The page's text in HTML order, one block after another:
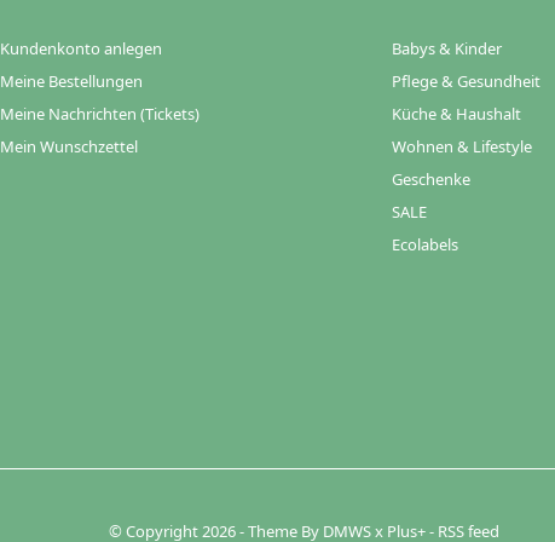
Kundenkonto anlegen
Meine Bestellungen
Meine Nachrichten (Tickets)
Mein Wunschzettel
Babys & Kinder
Pflege & Gesundheit
Küche & Haushalt
Wohnen & Lifestyle
Geschenke
SALE
Ecolabels
© Copyright2026- Theme By DMWSx Plus+- RSS feed